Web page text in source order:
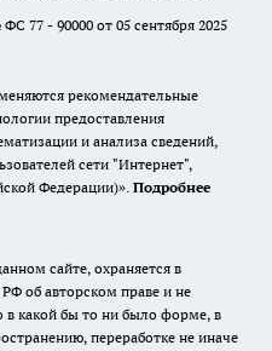
77 - 90000 от 05 сентября 2025
рекомендательные
предоставления
и анализа сведений,
сети "Интернет",
Федерации)». Подробнее
сайте, охраняется в
об авторском праве и не
какой бы то ни было форме, в
переработке не иначе